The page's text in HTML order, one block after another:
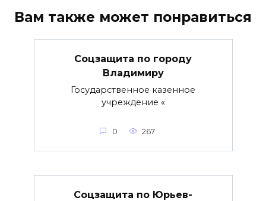
Вам также может понравиться
Соцзащита по городу
Владимиру
Государственное казенное
учреждение «
0 267
Соцзащита по Юрьев-